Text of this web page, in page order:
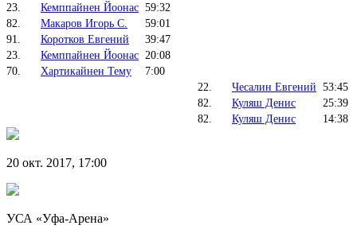
23. Кемппайнен Йоонас 59:32
82.
Макаров Игорь С.
59:01
91.
Коротков Евгений
39:47
23.
Кемппайнен Йоонас 20:08
70.
Хартикайнен Тему
7:00
22.
Чесалин Евгений 53:45
82.
Куляш Денис
25:39
82.
Куляш Денис 14:38
20 окт. 2017, 17:00
УСА «Уфа-Арена»